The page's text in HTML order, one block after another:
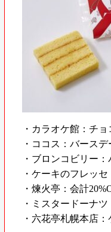
・カラオケ館：チ
・ココス：バース
・ブロンコビリー
・ケーキのフレッ
・煉火亭：会計
・ミスタードーナ
・六花亭札幌本店